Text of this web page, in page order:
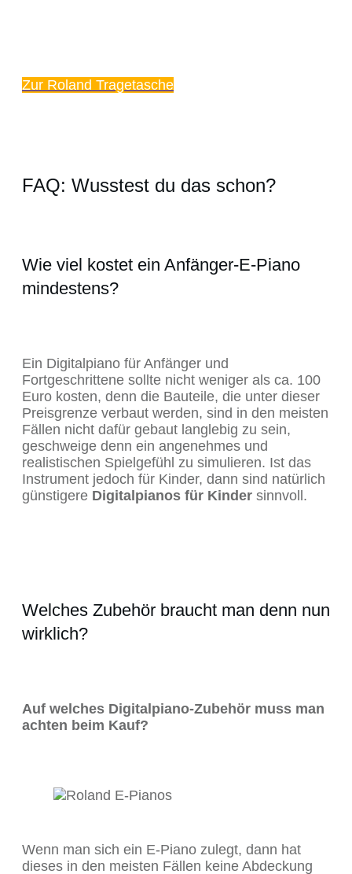
Zur Roland Tragetasche
FAQ: Wusstest du das schon?
Wie viel kostet ein Anfänger-E-Piano
mindestens?
Ein Digitalpiano für Anfänger und
Fortgeschrittene sollte nicht weniger als ca. 100
Euro kosten, denn die Bauteile, die unter dieser
Preisgrenze verbaut werden, sind in den meisten
Fällen nicht dafür gebaut langlebig zu sein,
geschweige denn ein angenehmes und
realistischen Spielgefühl zu simulieren. Ist das
Instrument jedoch für Kinder, dann sind natürlich
günstigere Digitalpianos für Kinder sinnvoll.
Welches Zubehör braucht man denn nun
wirklich?
Auf welches Digitalpiano-Zubehör muss man
achten beim Kauf?
Wenn man sich ein E-Piano zulegt, dann hat
dieses in den meisten Fällen keine Abdeckung